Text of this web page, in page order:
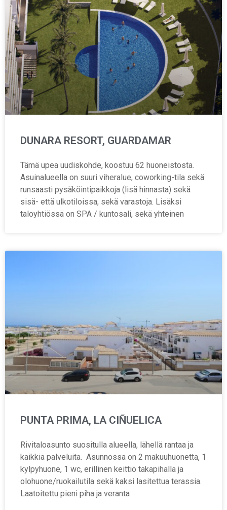
DUNARA RESORT, GUARDAMAR
Tämä upea uudiskohde, koostuu 62 huoneistosta.
Asuinalueella on suuri viheralue, coworking-tila sekä
runsaasti pysäköintipaikkoja (lisä hinnasta) sekä
sisä- että ulkotiloissa, sekä varastoja. Lisäksi
taloyhtiössä on SPA / kuntosali, sekä yhteinen
PUNTA PRIMA, LA CIÑUELICA
Rivitaloasunto suositulla alueella, lähellä rantaa ja
kaikkia palveluita. Asunnossa on 2 makuuhuonetta, 1
kylpyhuone, 1 wc, erillinen keittiö takapihalla ja
olohuone/ruokailutila sekä kaksi lasitettua terassia.
Laatoitettu pieni piha ja veranta